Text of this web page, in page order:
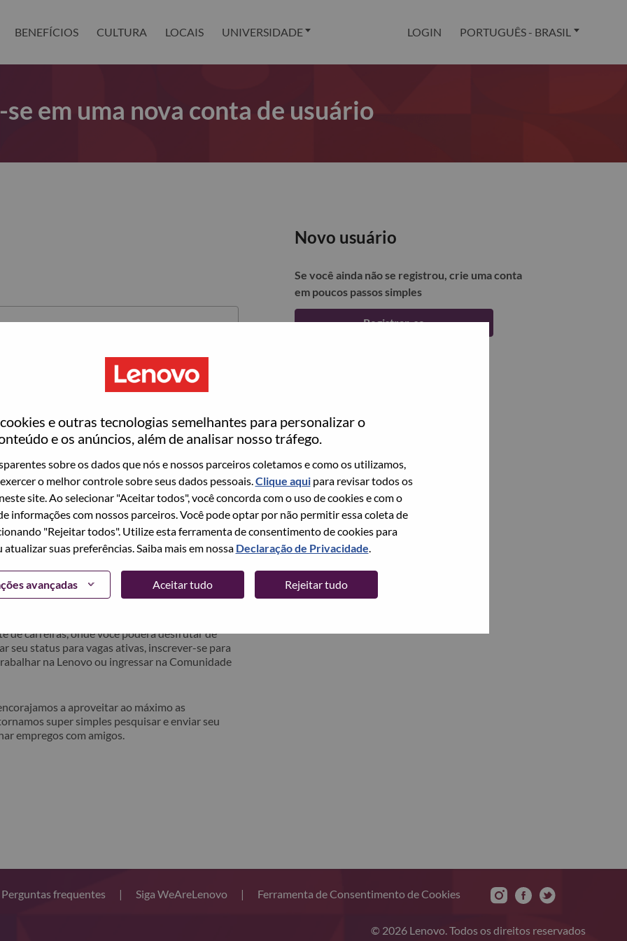
e outras tecnologias semelhantes para personalizar o
e os anúncios, além de analisar nosso tráfego.
sobre os dados que nós e nossos parceiros coletamos e como os utilizamos,
o melhor controle sobre seus dados pessoais.Clique aquipara revisar todos os
site. Ao selecionar "Aceitar todos", você concorda com o uso de cookies e com o
informações com nossos parceiros. Você pode optar por não permitir essa coleta de
"Rejeitar todos". Utilize esta ferramenta de consentimento de cookies para
atualizar suas preferências. Saiba mais em nossa Declaração de Privacidade.
avançadas Aceitar tudo Rejeitar tudo
BENEFÍCIOS CULTURA LOCAIS UNIVERSIDADE LOGIN PORTUGUÊS - BRASIL
em uma nova conta de usuário
no momento, temos seu e-mail salvo em nosso
redefinir e fazer login.
e/ou registrar-se como um novo usuário,
hrsupport@lenovo.com
com os detalhes do seu
de login do candidato" no assunto do e-
contato com você para obter suporte após a
de carreiras, onde você poderá desfrutar de
seu status para vagas ativas, inscrever-se para
na Lenovo ou ingressar na Comunidade
a aproveitar ao máximo as
super simples pesquisar e enviar seu
empregos com amigos.
Novo usuário
Se você ainda não se registrou, crie uma conta
em poucos passos simples
Registrar-se
Perguntas frequentes | Siga WeAreLenovo | Ferramenta de Consentimento de Cookies
© 2026 Lenovo. Todos os direitos reservados